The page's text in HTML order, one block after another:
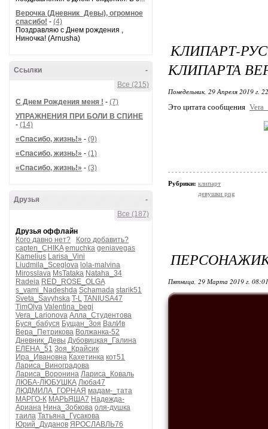
Верочка (Дневник_Девы), огромное
спасибо! - (4)
Поздравляю с Днем рождения ,
Ниночка! (Arnusha)
-
Ссылки
Все (215)
С Днем Рождения меня ! - (7)
УПРАЖНЕНИЯ ПРИ БОЛИ В СПИНЕ
- (14)
«Спасибо, жизнь!» - (9)
«Спасибо, жизнь!» - (1)
«Спасибо, жизнь!» - (3)
-
Друзья
Все (187)
Друзья оффлайн
Кого давно нет?
Кого добавить?
capten_CHIKA emuchka geniavegas
Kamelius Larisa_Vini
Liudmila_Sceglova lola-malvina
Mirosslava MsTataka Nataha_34
Radeia RED_ROSE_OLGA
s_vami_Nadeshda Schamada starik51
Sveta_Savyhska T-L TANIUSA47
TimOlya Valentina_begi
Vera_Larionova Алла_Студентова
Буся_бабуся Бущан_Зоя ВалИв
Вера_Петрикова Волжанка-52
Дневник_Девы Дубовицкая_Галина
ЕЛЕНА_51 Зоя_Крайсик
Ира_Ивановна Кахетинка кот51
Лариса_Виноградова
Лариса_Воронина Лариса_Коваль
ЛЮБА-ЛЮБУШКА Люба47
ЛЮДМИЛА_ГОРНАЯ мадам-_тата
МАРГО-К МАРЬЯША7 Надежда-
Ариана Нина_Зобкова оля-душка
таила Татьяна_Гусакова
Юрий_Дуданов ЯРОСЛАВЛЬ76
КЛИПАРТ-
КЛИПАРТА
Понедельник, 29 Апреля 2019 г.
Это цитата сообщения
Рубрики: клипарт
девушки png
Пятница, 29 Марта 2019 г.